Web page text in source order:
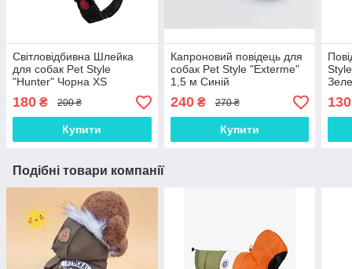
Світловідбивна Шлейка
для собак Pet Style
"Hunter" Чорна XS
180 ₴ 200 ₴
Купити
Капроновий повідець для
собак Pet Style "Exterme"
1,5 м Синій
240₴ 270 ₴
Купити
130
Подібні товари компанії